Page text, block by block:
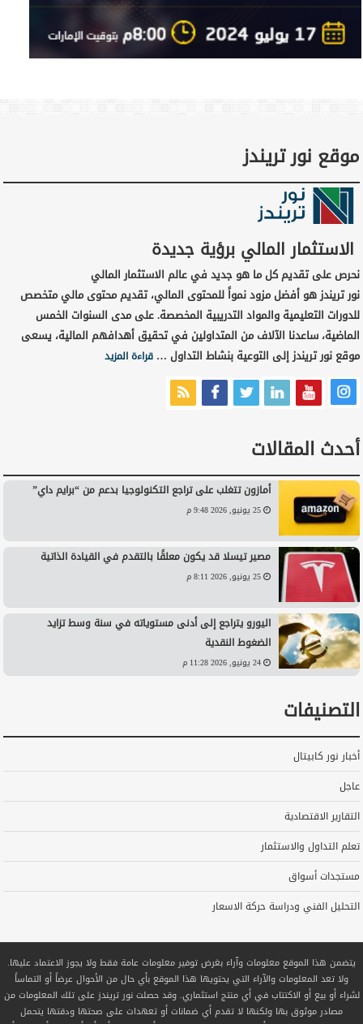
موقع نور تريندز
الاستثمار المالي برؤية جديدة
نحرص على تقديم كل ما هو جديد في عالم الاستثمار المالي
نور تريندز هو أفضل مزود نمواً للمحتوى المالي، تقديم محتوى مالي متخصص
للدورات التعليمية والمواد التدريبية المخصصة. على مدى السنوات الخمس
الماضية، ساعدنا الآلاف من المتداولين في تحقيق أهدافهم المالية، يسعى
موقع نور تريندز إلى التوعية بنشاط التداول …قراءة المزيد
أحدث المقالات
أمازون تتغلب على تراجع التكنولوجيا بدعم من “برايم داي”
25 يونيو, 2026 9:48 م
مصير تيسلا قد يكون معلقًا بالتقدم في القيادة الذاتية
25 يونيو, 2026 8:11 م
اليورو يتراجع إلى أدنى مستوياته في سنة وسط تزايد
الضغوط النقدية
24 يونيو, 2026 11:28 م
التصنيفات
أخبار نور كابيتال
عاجل
التقارير الاقتصادية
تعلم التداول والاستثمار
مستجدات أسواق
التحليل الفني ودراسة حركة الاسعار
يتضمن هذا الموقع معلومات وآراء بغرض توفير معلومات عامة فقط ولا يجوز الاعتماد عليها.
ولا تعد المعلومات والآراء التي يحتويها هذا الموقع بأي حال من الأحوال عرضاً أو التماساً
لشراء أو بيع أو الاكتتاب في أي منتج استثماري. وقد حصلت نور تريندز على تلك المعلومات من
مصادر موثوق بها ولكنها لا تقدم أي ضمانات أو تعهدات على صحتها ودقتها يتحمل